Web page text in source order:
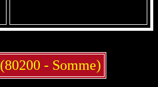
- Somme)